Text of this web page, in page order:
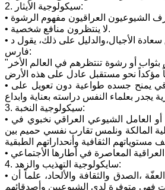
2. سيكولوجية الأيثار:
• لا ينتظرون منافع شخصية.
فارس:
"حُزّت أعناق وثُقبت جماجم وقطعت أوصال آلاف الشيوعيين على مدى ثمانين عاماً ممن قايضوا موتهم هذا ليس بثواب أو رشوة تنتظرهم في العالم الأخر
• وهم بذلك الفئة الأجتماعية الوحيدة التي لا ترشي ولا تُرشى، يحركهم وعي تأريخي أخلاقي ، فالشيوعي العراقي يمنح جسده طواعية دون تعويل على
3. سيكولوجية النخبة:
• ويقصد د. فارس بـ (النخبة) هم الطليعة الأجتماعية التي تتبنى في قلب الظلام ممرات الى النور، فتجد الفلاح أو العامل الشيوعي العراقي نخبوي في
المالكة ونلمس تقارب نفسي حميم بين
4. سايكولوجية التهذيب والزهد:
• هناك صورة ذهنية نمطية في المجتمع العراقي عن شخصية الشيوعي العراقي ،اركان هذه الصورة :التهذيب ،العفّة ،الصدق والثقافة والألحاد، علماً أن